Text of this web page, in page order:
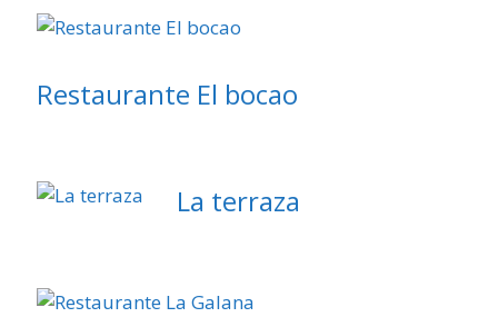
Restaurante El bocao
La terraza